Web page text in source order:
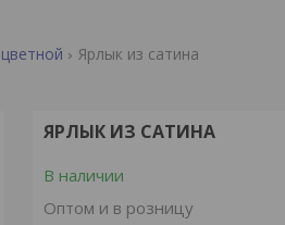
Ярлык из сатина
ЯРЛЫК ИЗ САТИНА
В наличии
Оптом и в розницу